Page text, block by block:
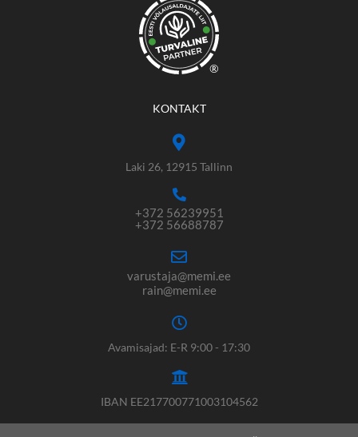
®
KONTAKT
Laki 26, 12915 Tallinn
+372 56239951
+372 56688787
varustaja@memi.ee
rain@memi.ee
Avamisajad: E-R 9:00 - 17:30
IBAN EE217700771003104562